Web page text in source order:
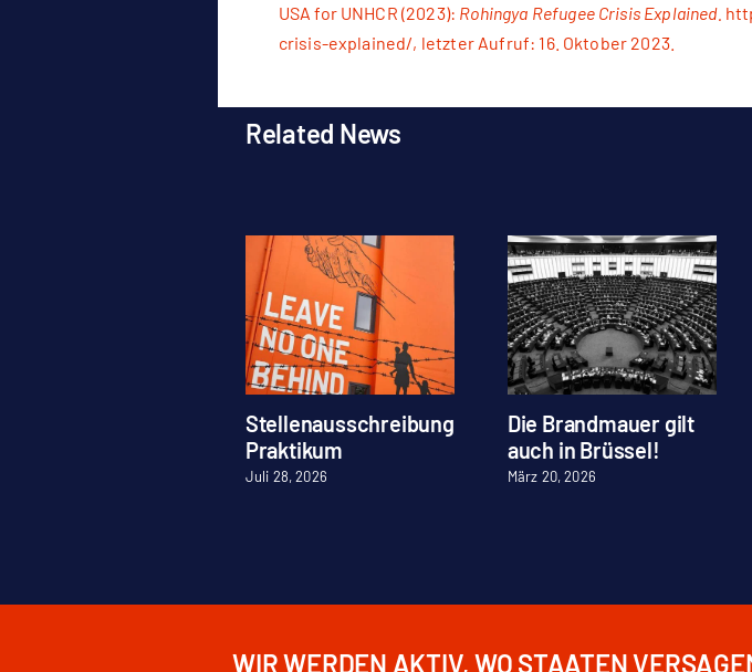
USA for UNHCR (2023): Rohingya Refugee Crisis Explained.
crisis-explained/, letzter Aufruf: 16. Oktober 2023.
Related News
Stellenausschreibung
Praktikum
Juli 28, 2026
Die Brandmauer gilt
auch in Brüssel!
März 20, 2026
WIR WERDEN AKTIV, WO STAATEN